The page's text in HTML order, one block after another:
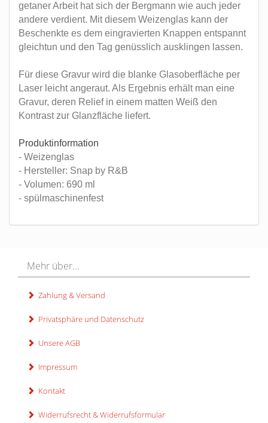
getaner Arbeit hat sich der Bergmann wie auch jeder
andere verdient. Mit diesem Weizenglas kann der
Beschenkte es dem eingravierten Knappen entspannt
gleichtun und den Tag genüsslich ausklingen lassen.
Für diese Gravur wird die blanke Glasoberfläche per
Laser leicht angeraut. Als Ergebnis erhält man eine
Gravur, deren Relief in einem matten Weiß den
Kontrast zur Glanzfläche liefert.
Produktinformation
- Weizenglas
- Hersteller: Snap by R&B
- Volumen: 690 ml
- spülmaschinenfest
Mehr über...
Zahlung & Versand
Privatsphäre und Datenschutz
Unsere AGB
Impressum
Kontakt
Widerrufsrecht & Widerrufsformular